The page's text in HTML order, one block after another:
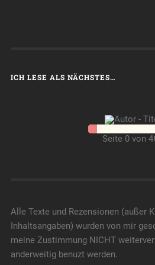
ICH LESE ALS NÄCHSTES…
Seite 0 von
Alle Texte und Rezensionen (außer
Inhaltsangaben) wurden von mir
meine Zustimmung NICHT
anderweitig benuzt werden.